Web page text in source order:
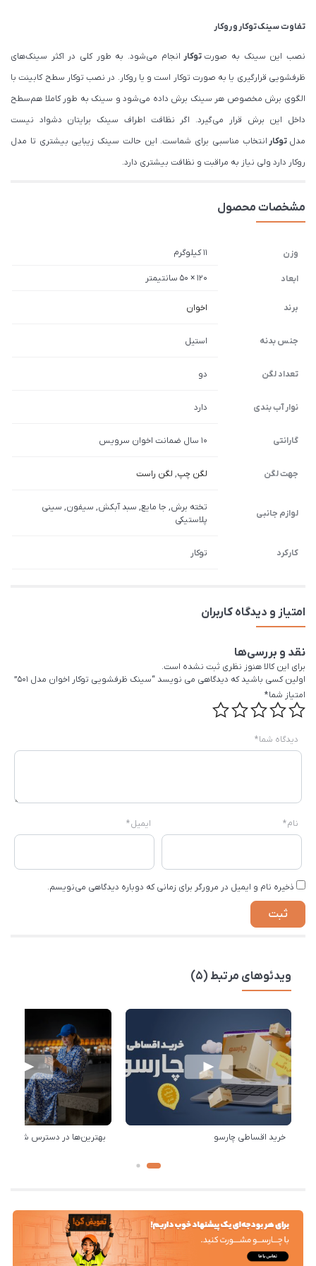
تفاوت سینکتوکاروروکار
نصب این سینک به صورتتوکار انجام می‌شود. به طور کلی در اکثر سینک‌های
ظرفشویی قرارگیری یا به صورت توکار است و یا روکار. در نصب توکار سطح کابینت با
الگوی برش مخصوص هر سینک برش داده می‌شود و سینک به طور کاملا هم‌سطح
داخل این برش قرار می‌گیرد. اگر نظافت اطراف سینک برایتان دشواد نیست
مدل توکارانتخاب مناسبی برای شماست. این حالت سینک زیبایی بیشتری تا مدل
روکار دارد ولی نیاز به مراقبت و نظافت بیشتری دارد.
مشخصات محصول
وزن 11 کیلوگرم
ابعاد 120 × 50 سانتیمتر
برند اخوان
جنس بدنه استیل
تعداد لگن دو
نوار آب بندی دارد
گارانتی 10 سال ضمانت اخوان سرویس
جهت لگن لگن چپ, لگن راست
لوازم جانبی
تخته برش, جا مایع, سبد آبکش, سیفون, سینی
پلاستیکی
کارکرد توکار
امتیاز و دیدگاه کاربران
نقد و بررسی‌ها
برای این کالا هنوز نظری ثبت نشده است.
اولین کسی باشید که دیدگاهی می نویسد “سینک ظرفشویی توکار اخوان مدل 501”
امتیاز شما*
دیدگاه شما*
نام* ایمیل*
ذخیره نام و ایمیل در مرورگر برای زمانی که دوباره دیدگاهی می‌نویسم.
ویدئوهای مرتبط (5)
خرید اقساطی چارسو بهترین‌ها در دسترس